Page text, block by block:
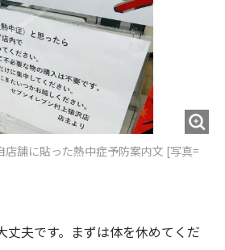
店舗に貼った熱中症予防案内文 [写真=
丈夫です。まずは体を休めてくだ